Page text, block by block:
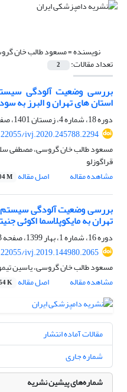
نویسنده =مسعود طالب خان
تعداد مقالات: 2
بررسی وضعیت آلودگی
استان های تهران و البرز به
دوره 18، شماره 4، زمستان 1401، صفحه
ivj.2020.245788.2294
مسعود طالب خان گروسی، مصطفی
قراگوزلو
مشاهده مقاله
اصل مقاله M
بررسی وضعیت آلودگی سیستم
تهران به مایکوپلاسما اکوئی
دوره 16، شماره 1، بهار 1399، صفحه
ivj.2019.144980.2065
مسعود طالب خان گروسی، یاسین
مشاهده مقاله
اصل مقاله K
مقالات آماده انتشار
شماره جاری
شماره‌های پیشین نشریه